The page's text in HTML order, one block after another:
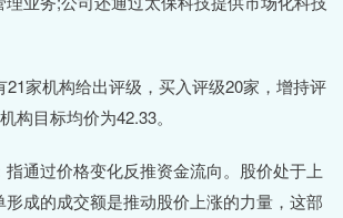
21家机构给出评级，买入评级20家，增持评
构目标均价为42.33。
通过价格变化反推资金流向。股价处于上
成的成交额是推动股价上涨的力量，这部